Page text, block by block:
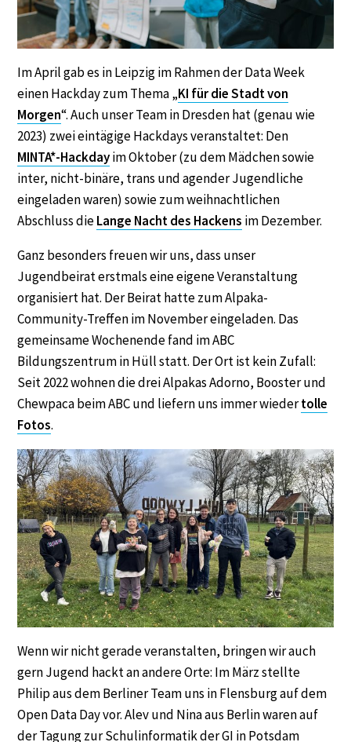
Im April gab es in Leipzig im Rahmen der Data Week
einen Hackday zum Thema „KI für die Stadt von
Morgen“. Auch unser Team in Dresden hat (genau wie
2023) zwei eintägige Hackdays veranstaltet: Den
MINTA*-Hackdayim Oktober (zu dem Mädchen sowie
inter, nicht-binäre, trans und agender Jugendliche
eingeladen waren) sowie zum weihnachtlichen
Abschluss dieLange Nacht des Hackens im Dezember.
Ganz besonders freuen wir uns, dass unser
Jugendbeirat erstmals eine eigene Veranstaltung
organisiert hat. Der Beirat hatte zum Alpaka-
Community-Treffen im November eingeladen. Das
gemeinsame Wochenende fand im ABC
Bildungszentrum in Hüll statt. Der Ort ist kein Zufall:
Seit 2022 wohnen die drei Alpakas Adorno, Booster und
Chewpaca beim ABC und liefern uns immer wiedertolle
Fotos.
Wenn wir nicht gerade veranstalten, bringen wir auch
gern Jugend hackt an andere Orte: Im März stellte
Philip aus dem Berliner Team uns in Flensburg auf dem
Open Data Day vor. Alev und Nina aus Berlin waren auf
der Tagung zur Schulinformatik der GI in Potsdam